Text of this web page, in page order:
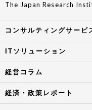
The Japan Research
コンサルティングサービ
ITソリューション
経営コラム
経済・政策レポート